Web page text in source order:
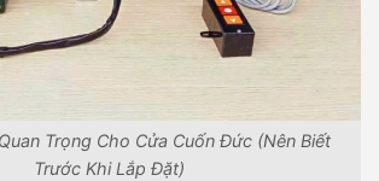
Trọng Cho Cửa Cuốn Đức (Nên Biết
Trước Khi Lắp Đặt)